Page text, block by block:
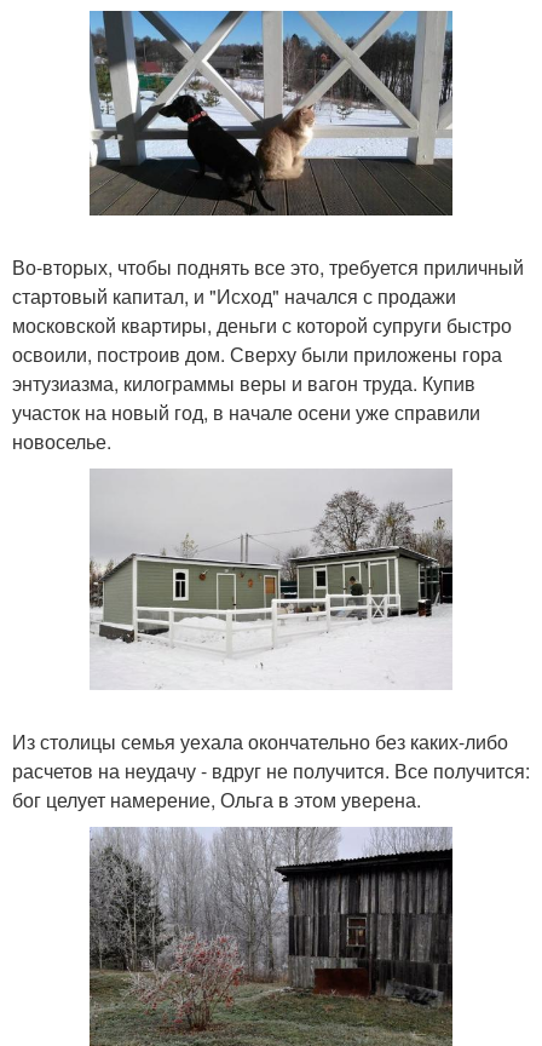
Во-вторых, чтобы поднять все это, требуется приличный
стартовый капитал, и "Исход" начался с продажи
московской квартиры, деньги с которой супруги быстро
освоили, построив дом. Сверху были приложены гора
энтузиазма, килограммы веры и вагон труда. Купив
участок на новый год, в начале осени уже справили
новоселье.
Из столицы семья уехала окончательно без каких-либо
расчетов на неудачу - вдруг не получится. Все получится:
бог целует намерение, Ольга в этом уверена.